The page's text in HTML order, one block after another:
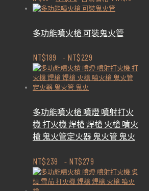
多功能噴火槍 可裝鬼火管
NT$189 – NT$229
多功能噴火槍 噴燈 噴射打火
機 打火機 焊槍 焊槍 火槍 噴火
槍 鬼火管定火器 鬼火管 鬼火
NT$239 – NT$279